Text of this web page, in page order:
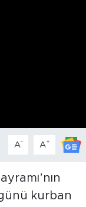
A- A+
günü kurban